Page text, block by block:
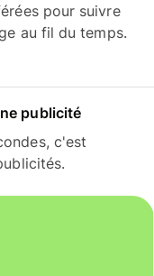
pour suivre
au fil du temps.
publicité
c'est